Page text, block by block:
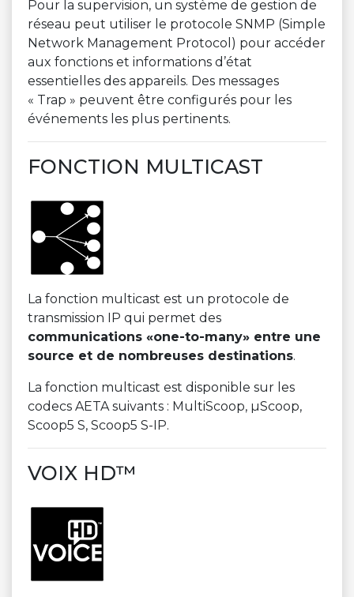
Pour la supervision, un système de gestion de
réseau peut utiliser le protocole SNMP (Simple
Network Management Protocol) pour accéder
aux fonctions et informations d’état
essentielles des appareils. Des messages
« Trap » peuvent être configurés pour les
événements les plus pertinents.
FONCTION MULTICAST
La fonction multicast est un protocole de
transmission IP qui permet des
communications «one-to-many» entre une
source et de nombreuses destinations.
La fonction multicast est disponible sur les
codecs AETA suivants : MultiScoop, µScoop,
Scoop5 S, Scoop5 S-IP.
VOIX HD™